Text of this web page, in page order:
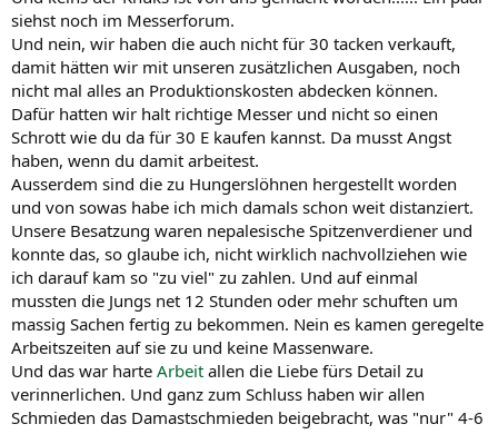
siehst noch im Messerforum.
Und nein, wir haben die auch nicht für 30 tacken verkauft,
damit hätten wir mit unseren zusätzlichen Ausgaben, noch
nicht mal alles an Produktionskosten abdecken können.
Dafür hatten wir halt richtige Messer und nicht so einen
Schrott wie du da für 30 E kaufen kannst. Da musst Angst
haben, wenn du damit arbeitest.
Ausserdem sind die zu Hungerslöhnen hergestellt worden
und von sowas habe ich mich damals schon weit distanziert.
Unsere Besatzung waren nepalesische Spitzenverdiener und
konnte das, so glaube ich, nicht wirklich nachvollziehen wie
ich darauf kam so "zu viel" zu zahlen. Und auf einmal
mussten die Jungs net 12 Stunden oder mehr schuften um
massig Sachen fertig zu bekommen. Nein es kamen geregelte
Arbeitszeiten auf sie zu und keine Massenware.
Und das war harte Arbeit allen die Liebe fürs Detail zu
verinnerlichen. Und ganz zum Schluss haben wir allen
Schmieden das Damastschmieden beigebracht, was "nur" 4-6